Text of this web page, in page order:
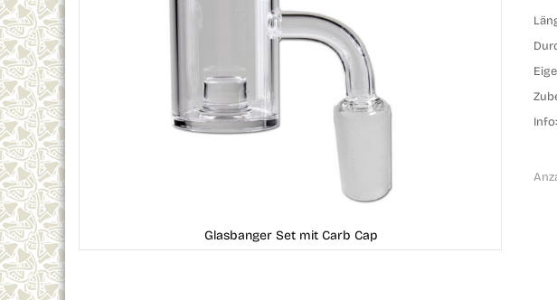
Info:
Glasbanger Set mit Carb Cap